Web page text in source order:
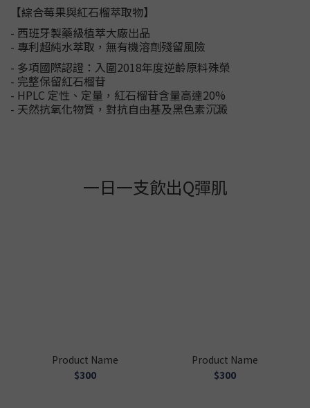
【綜合莓果與紅石榴萃取物】
- 西班牙製藥級植萃大廠出品
- 專利超純水萃取，無有機溶劑殘留風險
- 多項國際認證：入圍2018年度逆齡原料殊榮
- 完整保留紅石榴苷
- HPLC 定性、定量，紅石榴苷含量高達20%
- 天然抗氧化物質，對抗自由基及黑色素沉澱
一日一支飲出Q彈肌
Product Name
$300
Product Name
$300